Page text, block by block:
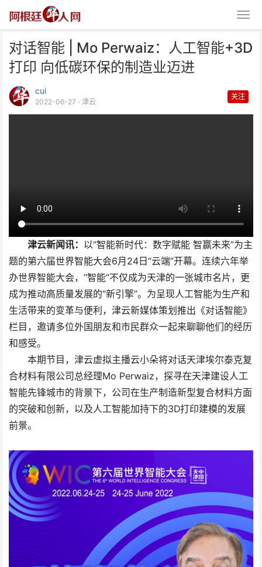
对话智能 | Mo Perwaiz：人工智能+3D
打印 向低碳环保的制造业迈进
cui
2022-06-27 · 津云
关注
津云新闻讯： 以“智能新时代：数字赋能 智赢未来”为主
题的第六届世界智能大会6月24日“云端”开幕。连续六年举
办世界智能大会，“智能”不仅成为天津的一张城市名片，更
成为推动高质量发展的“新引擎”。为呈现人工智能为生产和
生活带来的变革与便利，津云新媒体策划推出《对话智能》
栏目，邀请多位外国朋友和市民群众一起来聊聊他们的经历
和感受。
本期节目，津云虚拟主播云小朵将对话天津埃尔泰克复
合材料有限公司总经理Mo Perwaiz，探寻在天津建设人工
智能先锋城市的背景下，公司在生产制造新型复合材料方面
的突破和创新，以及人工智能加持下的3D打印建模的发展
前景。